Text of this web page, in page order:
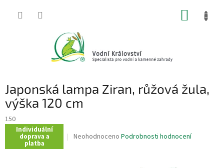
Japonská lampa Ziran, růžová žula,
výška 120 cm
150
Individuální
doprava a
platba
Průměrné
Neohodnoceno Podrobnosti hodnocení